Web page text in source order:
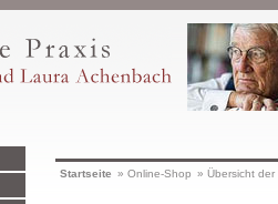
Startseite » Online-Shop » Übersicht